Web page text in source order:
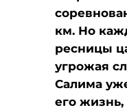
км. Но
ресницы
угрожая
Салима
его